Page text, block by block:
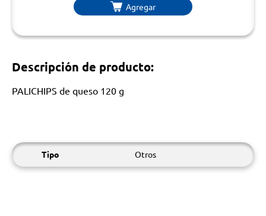
Agregar
Descripción de producto:
PALICHIPS de queso 120 g
Tipo Otros